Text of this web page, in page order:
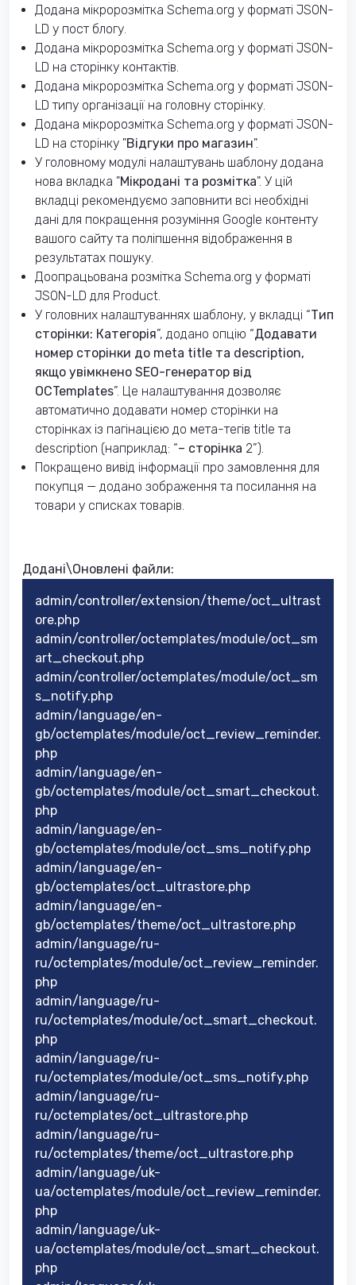
Додана мікророзмітка Schema.org у форматі JSON-
LD у пост блогу.
Додана мікророзмітка Schema.org у форматі JSON-
LD на сторінку контактів.
Додана мікророзмітка Schema.org у форматі JSON-
LD типу організації на головну сторінку.
Додана мікророзмітка Schema.org у форматі JSON-
LD на сторінку "Відгуки про магазин".
У головному модулі налаштувань шаблону додана
нова вкладка "Мікродані та розмітка". У цій
вкладці рекомендуємо заповнити всі необхідні
дані для покращення розуміння Google контенту
вашого сайту та поліпшення відображення в
результатах пошуку.
Доопрацьована розмітка Schema.org у форматі
JSON-LD для Product.
У головних налаштуваннях шаблону, у вкладці “Тип
сторінки: Категорія”, додано опцію “Додавати
номер сторінки до meta title та description,
якщо увімкнено SEO-генератор від
OCTemplates”. Це налаштування дозволяє
автоматично додавати номер сторінки на
сторінках із пагінацією до мета-тегів title та
description (наприклад: “– сторінка 2”).
Покращено вивід інформації про замовлення для
покупця — додано зображення та посилання на
товари у списках товарів.
Додані\Оновлені файли:
admin/controller/extension/theme/oct_ultrast
ore.php
admin/controller/octemplates/module/oct_sm
art_checkout.php
admin/controller/octemplates/module/oct_sm
s_notify.php
admin/language/en-
gb/octemplates/module/oct_review_reminder.
php
admin/language/en-
gb/octemplates/module/oct_smart_checkout.
php
admin/language/en-
gb/octemplates/module/oct_sms_notify.php
admin/language/en-
gb/octemplates/oct_ultrastore.php
admin/language/en-
gb/octemplates/theme/oct_ultrastore.php
admin/language/ru-
ru/octemplates/module/oct_review_reminder.
php
admin/language/ru-
ru/octemplates/module/oct_smart_checkout.
php
admin/language/ru-
ru/octemplates/module/oct_sms_notify.php
admin/language/ru-
ru/octemplates/oct_ultrastore.php
admin/language/ru-
ru/octemplates/theme/oct_ultrastore.php
admin/language/uk-
ua/octemplates/module/oct_review_reminder.
php
admin/language/uk-
ua/octemplates/module/oct_smart_checkout.
php